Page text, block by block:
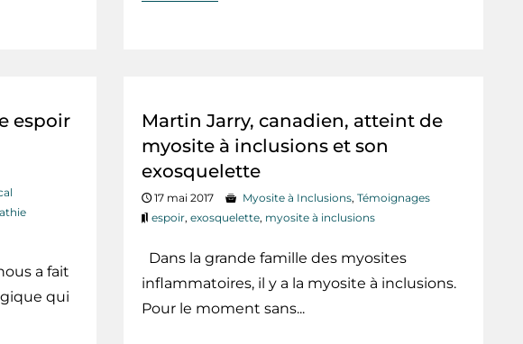
espoir
a fait
qui
Martin Jarry, canadien, atteint de
myosite à inclusions et son
exosquelette
17 mai 2017 Myosite à Inclusions,Témoignages
espoir,exosquelette, myosite à inclusions
Dans la grande famille des myosites
inflammatoires, il y a la myosite à inclusions.
Pour le moment sans...